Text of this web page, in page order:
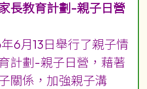
長教育計劃-親子日營
6月13日舉行了親子情
計劃-親子日營，藉著
關係，加強親子溝